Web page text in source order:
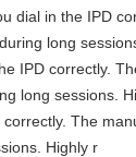
dial in the IPD
long
IPD correctly.
long sessions.
The
Highly r